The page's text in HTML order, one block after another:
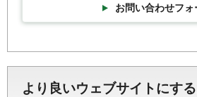
お問い合わせフォ
より良いウェブサイトにす